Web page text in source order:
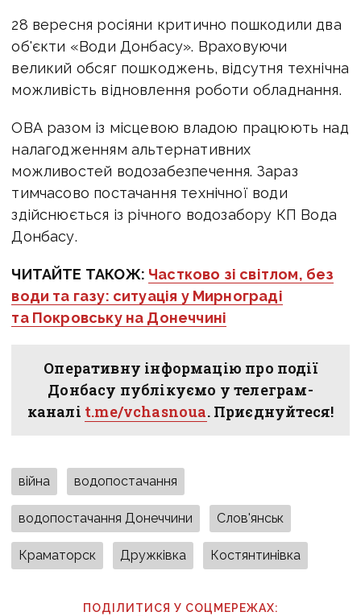
28 вересня росіяни критично пошкодили два
об'єкти «Води Донбасу». Враховуючи
великий обсяг пошкоджень, відсутня технічна
можливість відновлення роботи обладнання.
ОВА разом із місцевою владою працюють над
налагодженням альтернативних
можливостей водозабезпечення. Зараз
тимчасово постачання технічної води
здійснюється із річного водозабору КП Вода
Донбасу.
ЧИТАЙТЕ ТАКОЖ: Частково зі світлом, без
води та газу: ситуація у Мирнограді
та Покровську на Донеччині
Оперативну інформацію про події
Донбасу публікуємо у телеграм-
каналі t.me/vchasnoua. Приєднуйтеся!
війна водопостачання
водопостачання Донеччини Слов'янськ
Краматорск Дружківка Костянтинівка
ПОДІЛИТИСЯ У СОЦМЕРЕЖАХ: